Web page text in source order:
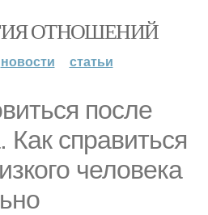
ОТНОШЕНИЙ
новости статьи
после
справиться
человека